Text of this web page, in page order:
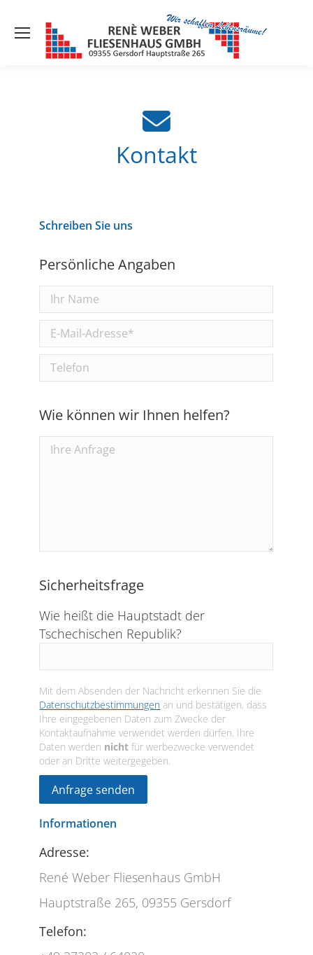
Kontakt
Schreiben Sie uns
Persönliche Angaben
Wie können wir Ihnen helfen?
Sicherheitsfrage
Wie heißt die Hauptstadt der
Tschechischen Republik?
Mit dem Absenden der Nachricht erkennen Sie die
Datenschutzbestimmungen an und bestätigen, dass
Ihre eingegebenen Daten zum Zwecke der
Kontaktaufnahme verwendet werden dürfen. Ihre
Daten werden nicht für werbezwecke verwendet
oder an Dritte weitergegeben.
Informationen
Adresse:
René Weber Fliesenhaus GmbH
Hauptstraße 265, 09355 Gersdorf
Telefon: